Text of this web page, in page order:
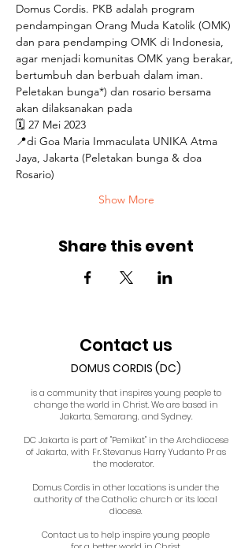
Domus Cordis. PKB adalah program
pendampingan Orang Muda Katolik (OMK)
dan para pendamping OMK di Indonesia,
agar menjadi komunitas OMK yang berakar,
bertumbuh dan berbuah dalam iman.
Peletakan bunga*) dan rosario bersama
akan dilaksanakan pada
🗓️ 27 Mei 2023
📍di Goa Maria Immaculata UNIKA Atma
Jaya, Jakarta (Peletakan bunga & doa
Rosario)
Show More
Share this event
Contact us
DOMUS CORDIS (DC)
is a community that inspires young people to
change the world in Christ. We are based in
Jakarta, Semarang, and Sydney.
DC Jakarta is part of "Pemikat" in the Archdiocese
of Jakarta, with Fr. Stevanus Harry Yudanto Pr as
the moderator.
Domus Cordis in other locations is under the
authority of the Catholic church or its local
diocese.
Contact us to help inspire young people